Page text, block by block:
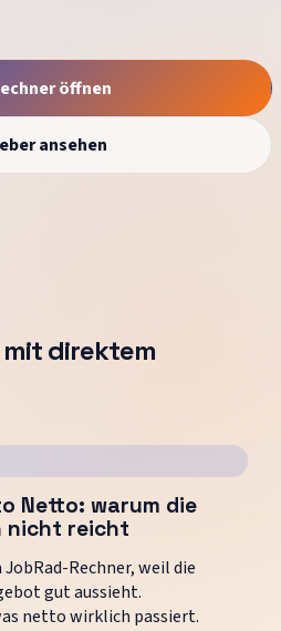
öffnen
ansehen
mit direktem
Netto: warum die
nicht reicht
Rechner, weil die
gut aussieht.
netto wirklich passiert.